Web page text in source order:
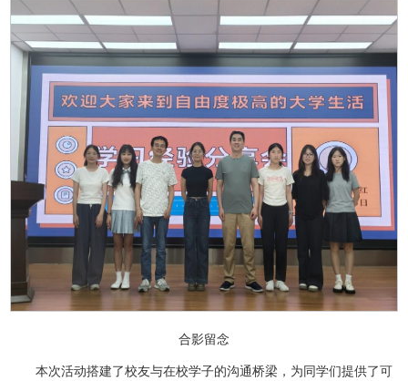
合影留念
本次活动搭建了校友与在校学子的沟通桥梁，为同学们提供了可